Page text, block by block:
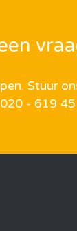
Stuur
- 619